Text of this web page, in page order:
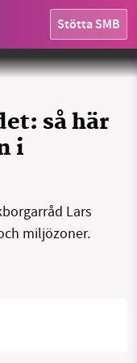
Stötta SMB
Tipsa oss
så här
i
Lars
miljözoner.
Stockholms stad/Liselotte van der Meijs